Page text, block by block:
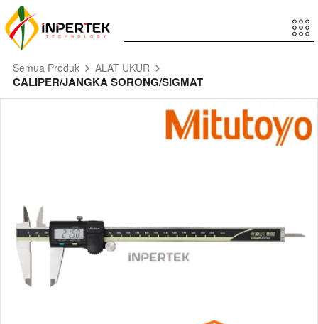
Semua Produk ALAT UKUR
CALIPER/JANGKA SORONG/SIGMAT